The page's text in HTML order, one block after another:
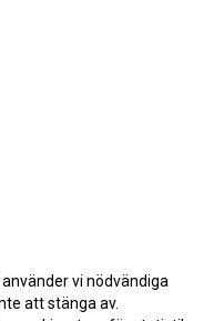
vi nödvändiga
att stänga av.